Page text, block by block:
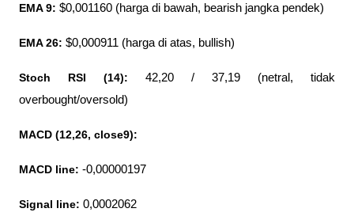
EMA 9: $0,001160 (harga di bawah, bearish jangka pendek)
EMA 26: $0,000911 (harga di atas, bullish)
Stoch RSI (14): 42,20 / 37,19 (netral, tidak
overbought/oversold)
MACD (12,26, close9):
MACD line: -0,00000197
Signal line: 0,0002062